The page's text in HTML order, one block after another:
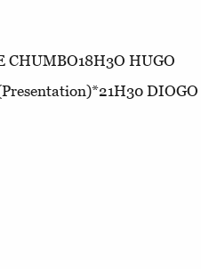
CHUMBO18H3O HUGO
DIOGO